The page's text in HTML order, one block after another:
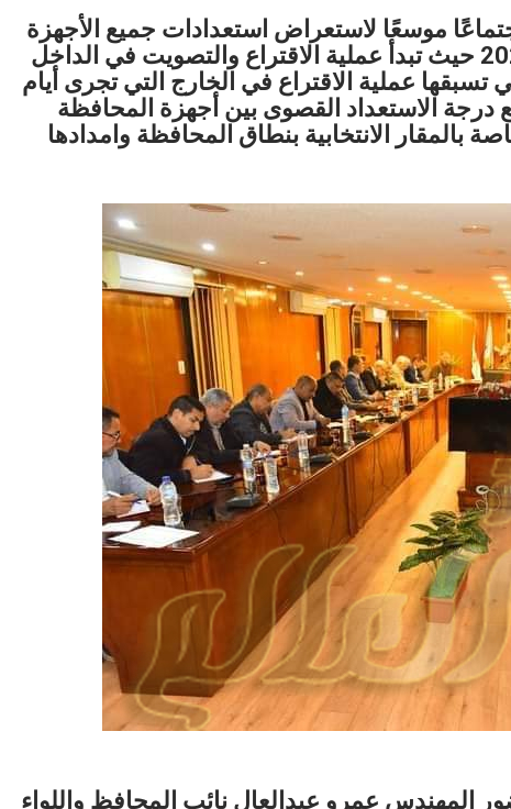
موسعًا لاستعراض استعدادات جميع الأجهزة
المعنية لاستقبال الانتخابات الرئاسية 2024 حيث تبدأ عملية الاقتراع والتصويت في الداخل
و12 ديسمبر والتي تسبقها عملية الاقتراع في الخارج التي تجرى أيام
درجة الاستعداد القصوى بين أجهزة المحافظة
بالمقار الانتخابية بنطاق المحافظة وامدادها
المهندس عمرو عبدالعال نائب المحافظ واللواء